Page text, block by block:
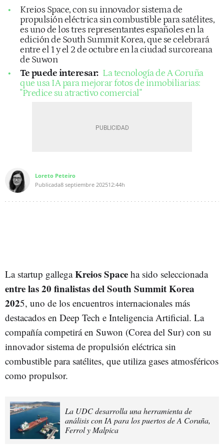
Kreios Space, con su innovador sistema de
propulsión eléctrica sin combustible para satélites,
es uno de los tres representantes españoles en la
edición de South Summit Korea, que se celebrará
entre el 1 y el 2 de octubre en la ciudad surcoreana
de Suwon
Te puede interesar: La tecnología de A Coruña
que usa IA para mejorar fotos de inmobiliarias:
"Predice su atractivo comercial"
Loreto Peteiro
Publicada8 septiembre 202512:44h
La startup gallegaKreios Space ha sido seleccionada
entre las 20 finalistas del South Summit Korea
2025, uno de los encuentros internacionales más
destacados en Deep Tech e Inteligencia Artificial. La
compañía competirá en Suwon (Corea del Sur) con su
innovador sistema de propulsión eléctrica sin
combustible para satélites, que utiliza gases atmosféricos
como propulsor.
La UDC desarrolla una herramienta de
análisis con IA para los puertos de A Coruña,
Ferrol y Malpica